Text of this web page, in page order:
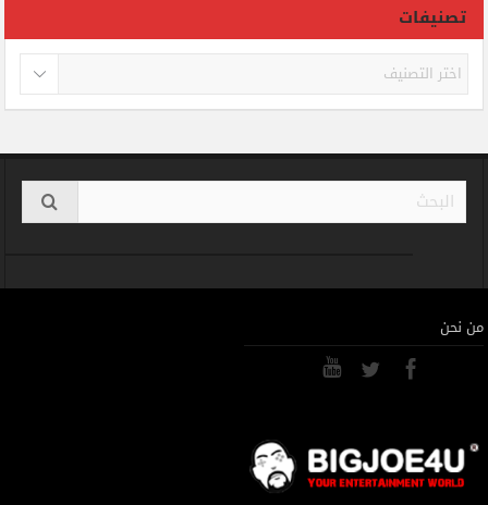
تصنيفات
تصنيفات
من نحن